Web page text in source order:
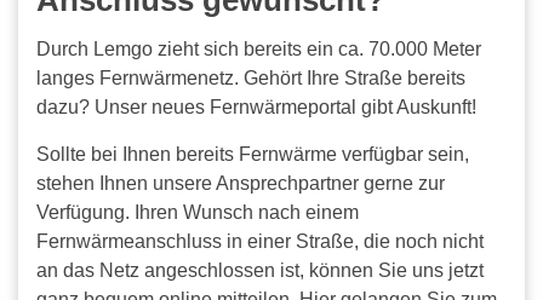
Durch Lemgo zieht sich bereits ein ca. 70.000 Meter
langes Fernwärmenetz. Gehört Ihre Straße bereits
dazu? Unser neues Fernwärmeportal gibt Auskunft!
Sollte bei Ihnen bereits Fernwärme verfügbar sein,
stehen Ihnen unsere Ansprechpartner gerne zur
Verfügung. Ihren Wunsch nach einem
Fernwärmeanschluss in einer Straße, die noch nicht
an das Netz angeschlossen ist, können Sie uns jetzt